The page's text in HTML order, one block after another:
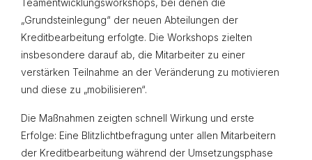
Teamentwicklungswork­shops, bei denen die
„Grundsteinlegung“ der neuen Abteilungen der
Kreditbearbeitung erfolgte. Die Workshops zielten
insbesondere darauf ab, die Mitarbeiter zu einer
verstärken Teilnahme an der Veränderung zu motivieren
und diese zu „mobilisieren“.
Die Maßnahmen zeigten schnell Wirkung und erste
Erfolge: Eine Blitzlichtbefragung unter allen Mitarbeitern
der Kreditbearbeitung während der Umsetzungsphase